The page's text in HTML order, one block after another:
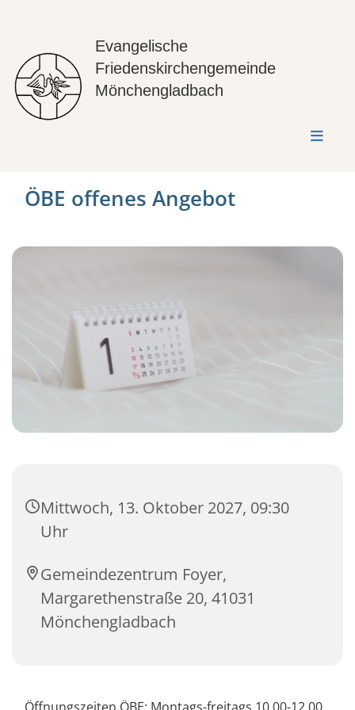
Evangelische
Friedenskirchengemeinde
Mönchengladbach
ÖBE offenes Angebot
Mittwoch, 13. Oktober 2027, 09:30
Uhr
Gemeindezentrum Foyer,
Margarethenstraße 20, 41031
Mönchengladbach